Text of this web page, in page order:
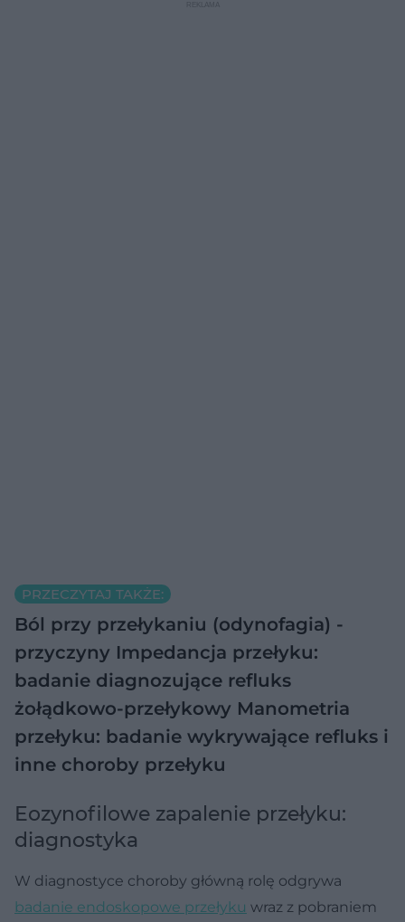
PRZECZYTAJ TAKŻE:
Ból przy przełykaniu (odynofagia) -
przyczyny Impedancja przełyku:
badanie diagnozujące refluks
żołądkowo-przełykowy Manometria
przełyku: badanie wykrywające refluks i
inne choroby przełyku
Eozynofilowe zapalenie przełyku:
diagnostyka
W diagnostyce choroby główną rolę odgrywa
badanie endoskopowe przełyku wraz z pobraniem